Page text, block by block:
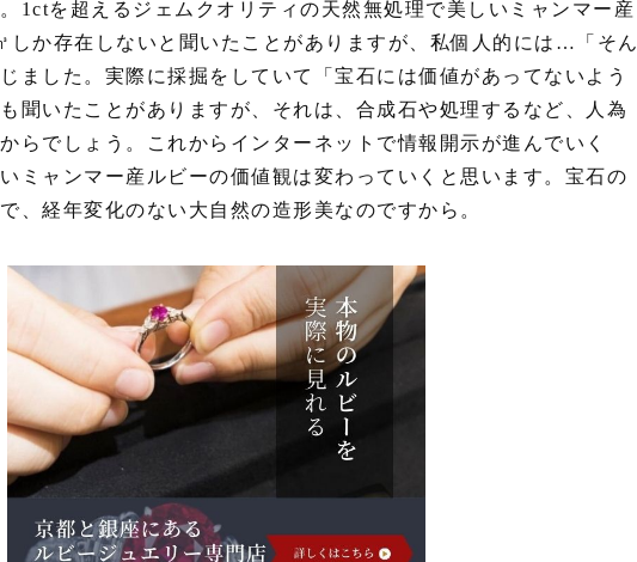
1ctを超えるジェムクオリティの天然無処理で美しいミャンマー産
しか存在しないと聞いたことがありますが、私個人的には…「そん
ました。実際に採掘をしていて「宝石には価値があってないよう
聞いたことがありますが、それは、合成石や処理するなど、人為
らでしょう。これからインターネットで情報開示が進んでいく
ミャンマー産ルビーの価値観は変わっていくと思います。宝石の
、経年変化のない大自然の造形美なのですから。